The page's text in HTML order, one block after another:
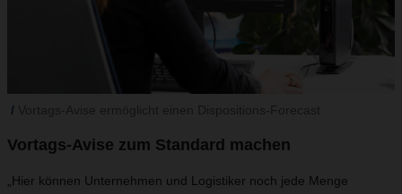
Vortags-Avise zum Standard machen
„Hier können Unternehmen und Logistiker noch jede Menge